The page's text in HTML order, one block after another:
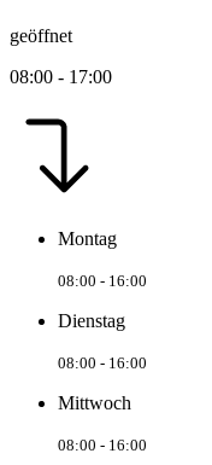
geöffnet
08:00 - 17:00
Montag
08:00 - 16:00
Dienstag
08:00 - 16:00
Mittwoch
08:00 - 16:00